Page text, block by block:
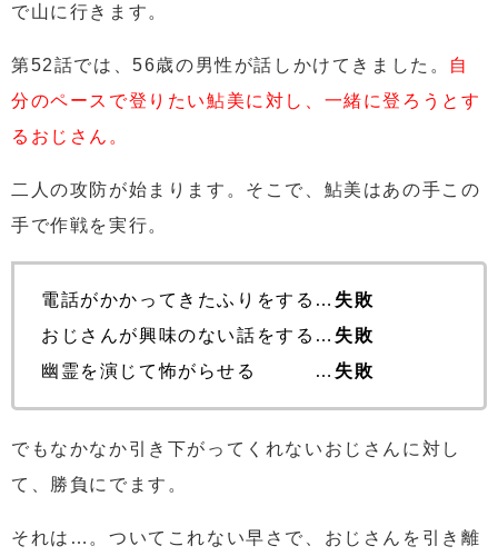
で山に行きます。
第52話では、56歳の男性が話しかけてきました。 自
分のペースで登りたい鮎美に対し、一緒に登ろうとす
るおじさん。
二人の攻防が始まります。そこで、鮎美はあの手この
手で作戦を実行。
電話がかかってきたふりをする… 失敗
おじさんが興味のない話をする… 失敗
幽霊を演じて怖がらせる … 失敗
でもなかなか引き下がってくれないおじさんに対し
て、勝負にでます。
それは…。 ついてこれない早さで、おじさんを引き離